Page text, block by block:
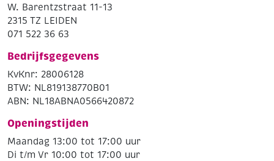
W. Barentzstraat 11-13
2315 TZ LEIDEN
071 522 36 63
Bedrijfsgegevens
KvKnr: 28006128
BTW: NL819138770B01
ABN: NL18ABNA0566420872
Openingstijden
Maandag 13:00 tot 17:00 uur
Di t/m Vr 10:00 tot 17:00 uur